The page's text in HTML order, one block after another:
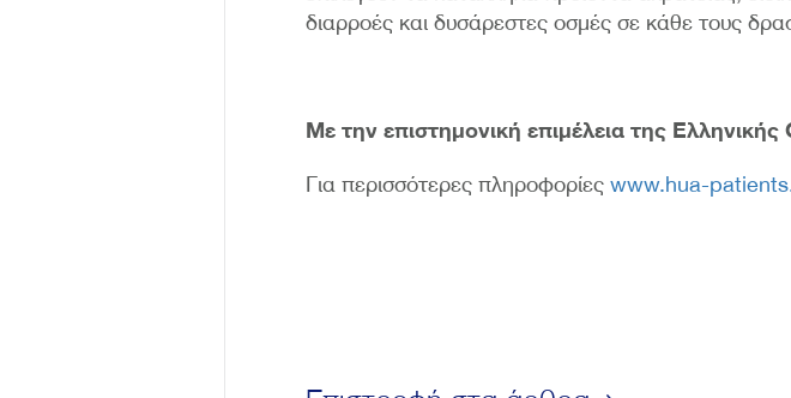
διαρροές και δυσάρεστες οσμές σε κάθε τους
Με την επιστημονική επιμέλεια της Ελληνικής
Για περισσότερες πληροφορίες www.hua-